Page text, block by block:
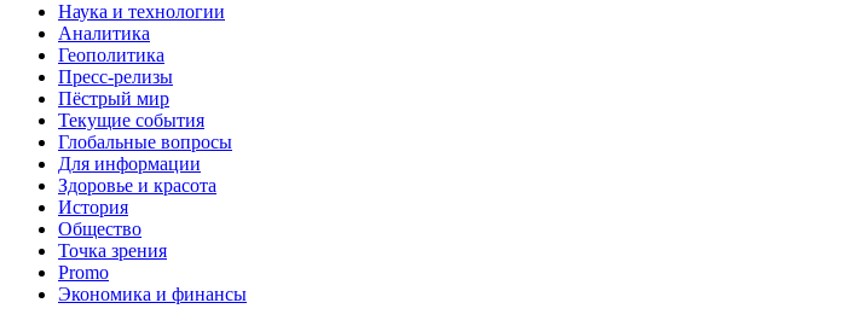
Наука и технологии
Аналитика
Геополитика
Пресс-релизы
Пёстрый мир
Текущие события
Глобальные вопросы
Для информации
Здоровье и красота
История
Общество
Точка зрения
Promo
Экономика и финансы